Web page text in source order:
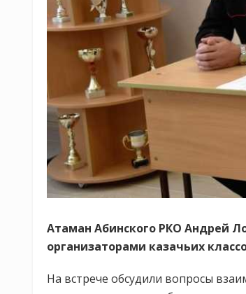
Атаман Абинского РКО Андрей
организаторами казачьих
На встрече обсудили вопросы